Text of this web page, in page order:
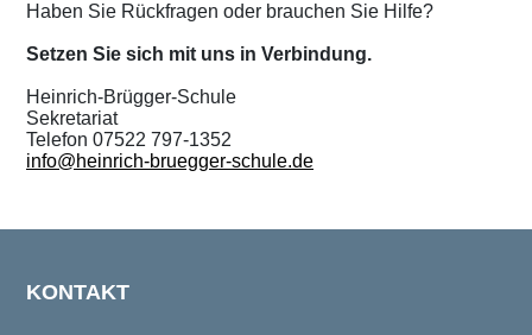
Haben Sie Rückfragen oder brauchen Sie Hilfe?
Setzen Sie sich mit uns in Verbindung.
Heinrich-Brügger-Schule
Sekretariat
Telefon 07522 797-1352
info@heinrich-bruegger-schule.de
KONTAKT